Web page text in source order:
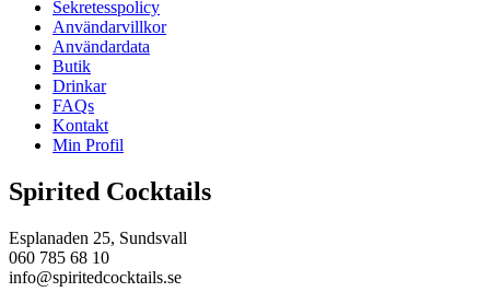
Sekretesspolicy
Användarvillkor
Användardata
Butik
Drinkar
FAQs
Kontakt
Min Profil
Spirited Cocktails
Esplanaden 25, Sundsvall
060 785 68 10
info@spiritedcocktails.se